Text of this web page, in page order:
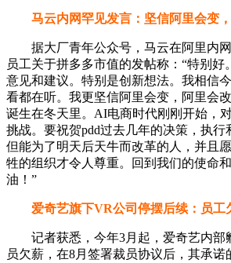
马云内网罕见发言：坚信阿里会变
据大厂青年公众号，马云在阿里内网
员工关于拼多多市值的发帖称：“特别好
意见和建议。特别是创新想法。我相信
看都在听。我更坚信阿里会变，阿里会
诞生在冬天里。AI电商时代刚刚开始，
挑战。要祝贺pdd过去几年的决策，执行
但能为了明天后天牛而改革的人，并且
牲的组织才令人尊重。回到我们的使命
油！”
爱奇艺旗下VR公司停摆后续：员工
记者获悉，今年3月起，爱奇艺内部
员欠薪，在8月签署裁员协议后，其承诺